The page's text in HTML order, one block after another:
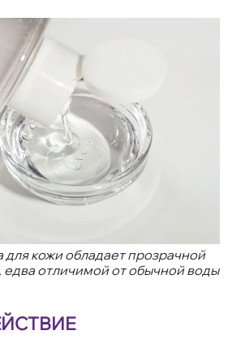
кожи обладает прозрачной
едва отличимой от обычной воды